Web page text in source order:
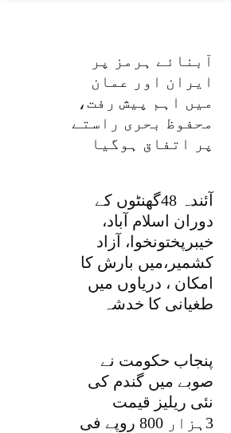
آبنائے ہرمز پر
ایران اور عمان
میں اہم پیش رفت،
محفوظ بحری راستے
پر اتفاق ہوگیا
آئندہ 48گھنٹوں کے
دوران اسلام آباد،
خیبرپختونخوا، آزاد
کشمیر،میں بارش کا
امکان ، دریاوں میں
طغیانی کا خدشہ
پنجاب حکومت نے
صوبے میں گندم کی
نئی ریلیز قیمت
3ہزار 800 روپے فی